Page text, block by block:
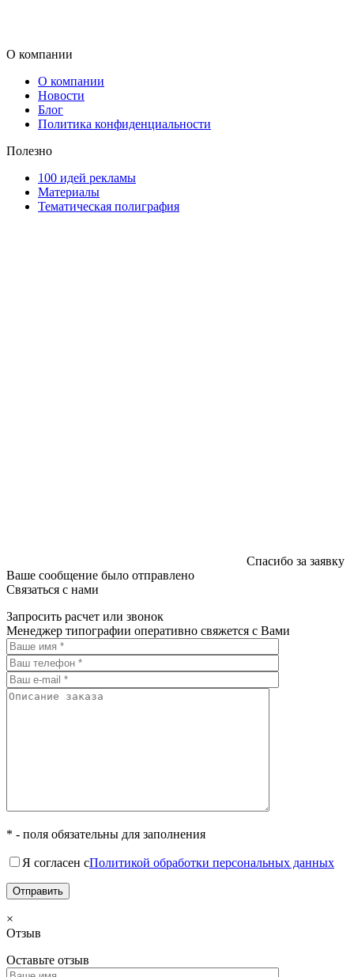
О компании
О компании
Новости
Блог
Политика конфиденциальности
Полезно
100 идей рекламы
Материалы
Тематическая полиграфия
Спасибо за заявку
Ваше сообщение было отправлено
Связаться с нами
Запросить расчет или звонок
Менеджер типографии оперативно свяжется с Вами
* - поля обязательны для заполнения
Я согласен сПолитикой обработки персональных данных
×
Отзыв
Оставьте отзыв